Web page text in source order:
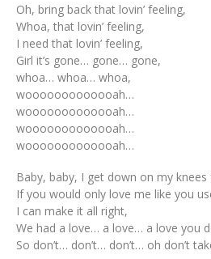
Oh, bring back that lovin’ feeling,
Whoa, that lovin’ feeling,
I need that lovin’ feeling,
Girl it’s gone… gone… gone,
whoa… whoa… whoa,
wooooooooooooah…
wooooooooooooah…
wooooooooooooah…
wooooooooooooah…
Baby, baby, I get down on my
If you would only love me like you
I can make it all right,
We had a love… a love… a love you
So don’t… don’t… don’t… oh don’t